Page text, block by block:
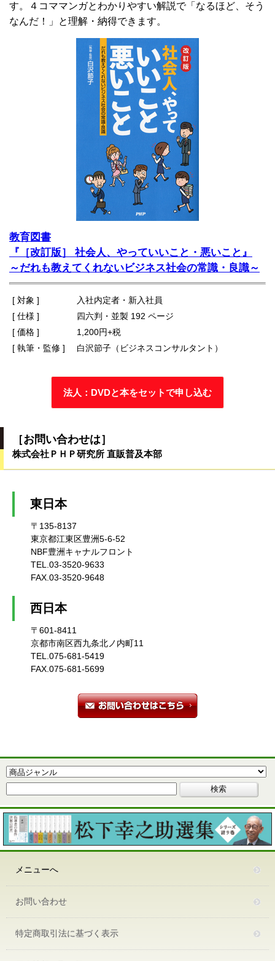
す。４コママンガとわかりやすい解説で「なるほど、そう
なんだ！」と理解・納得できます。
教育図書
『［改訂版］ 社会人、やっていいこと・悪いこと』
～だれも教えてくれないビジネス社会の常識・良識～
[ 対象 ]
入社内定者・新入社員
[ 仕様 ]
四六判・並製 192 ページ
[ 価格 ]
1,200円+税
[ 執筆・監修 ]
白沢節子（ビジネスコンサルタント）
法人：DVDと本をセットで申し込む
［お問い合わせは］
株式会社ＰＨＰ研究所 直販普及本部
東日本
〒135-8137
東京都江東区豊洲5-6-52
NBF豊洲キャナルフロント
TEL.03-3520-9633
FAX.03-3520-9648
西日本
〒601-8411
京都市南区西九条北ノ内町11
TEL.075-681-5419
FAX.075-681-5699
メニューへ
お問い合わせ
特定商取引法に基づく表示